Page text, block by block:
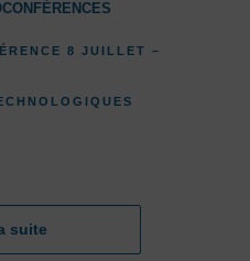
8 JUILLET –
suite